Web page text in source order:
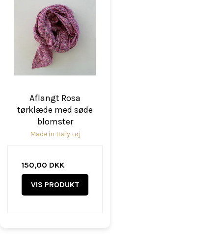
Aflangt Rosa
tørklæde med søde
blomster
Made in Italy tøj
150,00 DKK
VIS PRODUKT